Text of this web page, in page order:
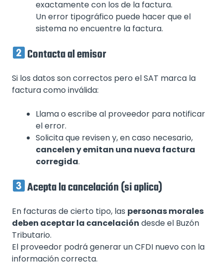
exactamente con los de la factura.
Un error tipográfico puede hacer que el
sistema no encuentre la factura.
Contacta al emisor
Si los datos son correctos pero el SAT marca la
factura como inválida:
Llama o escribe al proveedor para notificar
el error.
Solicita que revisen y, en caso necesario,
cancelen y emitan una nueva factura
corregida.
Acepta la cancelación (si aplica)
En facturas de cierto tipo, las personas morales
deben aceptar la cancelación desde el Buzón
Tributario.
El proveedor podrá generar un CFDI nuevo con la
información correcta.